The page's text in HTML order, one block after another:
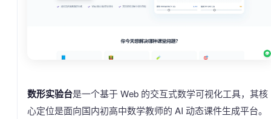
数形实验台是一个基于 Web 的交互式数学可视化工具，其核
心定位是面向国内初高中数学教师的 AI 动态课件生成平台。